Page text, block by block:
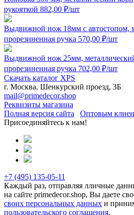
рукояткой 882,00 ₽/шт
Выдвижной нож 18мм с автостопом,
прорезиненная ручка 570,00 ₽/шт
Выдвижной нож 25мм,
прорезиненная ручка 702,00 ₽/шт
Скачать каталог XPS
г. Москва, Шенкурский проезд, 3Б
mail@primedecor.shop
Реквизиты магазина
Полная версия сайта
Оптовым
Присоединяйтесь к нам!
+7 (495) 135-05-11
Каждый раз, отправляя лличные
на сайте primedecor.shop, Вы даете
своих персональных данных и
пользовательского соглашения.